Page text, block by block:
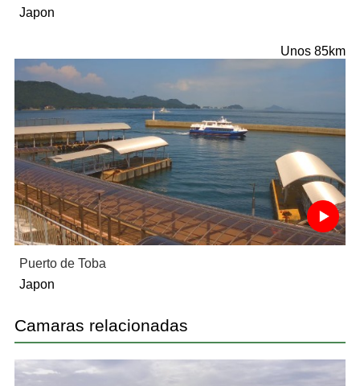
Japon
Unos 85km
Puerto de Toba
Japon
Camaras relacionadas